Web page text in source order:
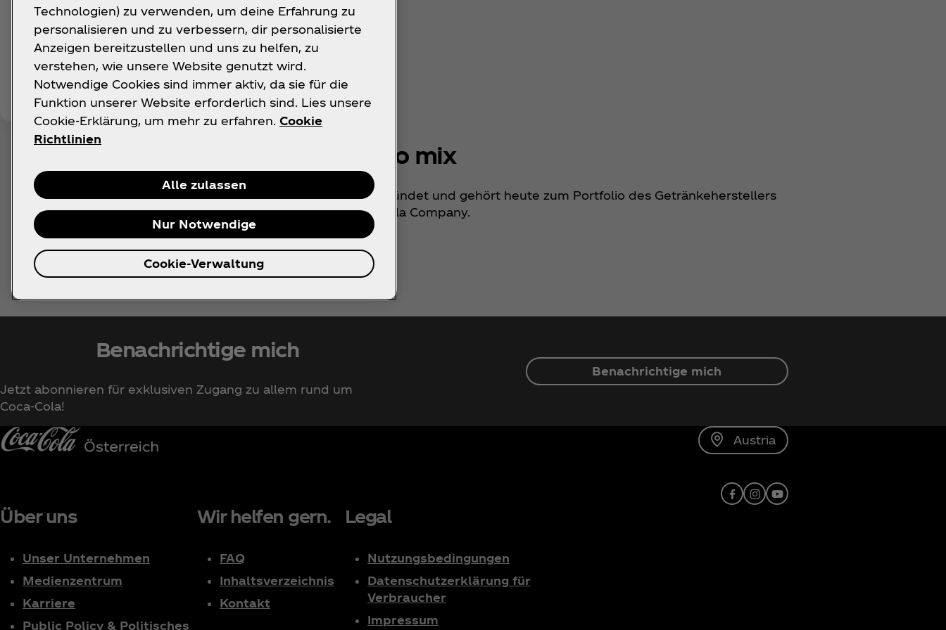
mezzo mix
Die Marke mezzo mix wurde im Jahr 1973 in Deutschland gegründet und gehört heute zum Portfolio des Getränkeherstellers
The Coca‑Cola Company.
Benachrichtige mich
Jetzt abonnieren für exklusiven Zugang zu allem rund um
Coca‑Cola!
Benachrichtige mich
Austria
Über uns
Unser Unternehmen
Medienzentrum
Karriere
Public Policy & Politisches
Wir helfen gern.
FAQ
Inhaltsverzeichnis
Kontakt
Legal
Nutzungsbedingungen
Datenschutzerklärung für
Verbraucher
Impressum
Facebook
Instagram
Youtube
Technologien) zu verwenden, um deine Erfahrung zu
personalisieren und zu verbessern, dir personalisierte
Anzeigen bereitzustellen und uns zu helfen, zu
verstehen, wie unsere Website genutzt wird.
Notwendige Cookies sind immer aktiv, da sie für die
Funktion unserer Website erforderlich sind. Lies unsere
Cookie-Erklärung, um mehr zu erfahren. Cookie
Richtlinien
Alle zulassen
Nur Notwendige
Cookie-Verwaltung